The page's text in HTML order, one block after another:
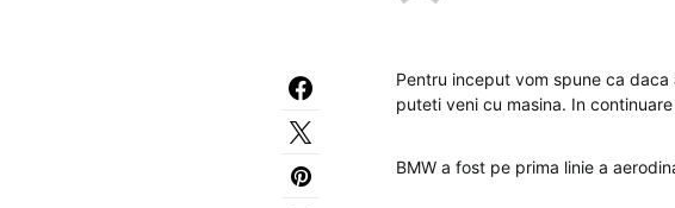
Pentru inceput vom spune ca
puteti veni cu masina. In
BMW a fost pe prima linie a